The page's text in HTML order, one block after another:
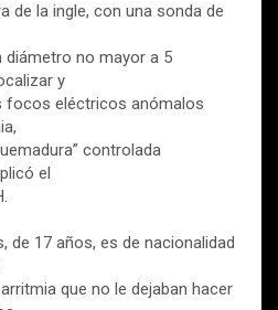
de la ingle, con una sonda de
no mayor a 5
y
focos eléctricos anómalos
controlada
el
de 17 años, es de nacionalidad
que no le dejaban hacer